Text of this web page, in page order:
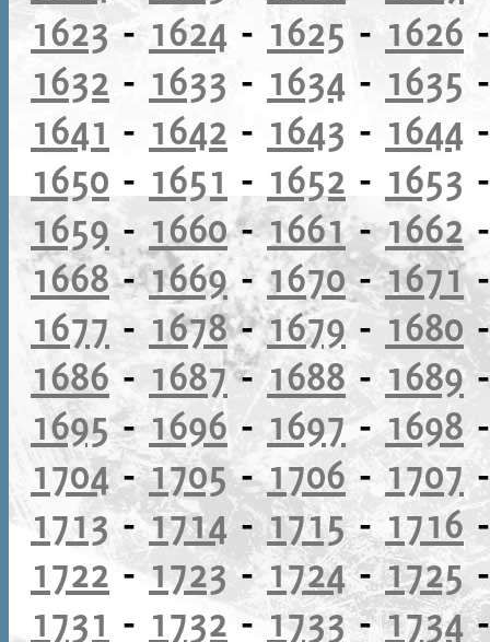
1623 - 1624 - 1625 - 1626
1632 - 1633 - 1634 - 1635
1641 - 1642 - 1643 - 1644
1650 - 1651 - 1652 - 1653
1659- 1660-1661-1662
1668-1669-1670-1671
1677 - 1678-1679 - 1680
1686 - 1687-1688- 1689
1695-1696 - 1697-1698
1704-1705-1706-1707
1713-1714-1715- 1716
1722 -1723- 1724-1725
1731 - 1732 -1733-1734